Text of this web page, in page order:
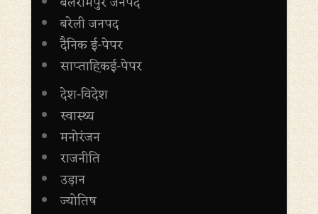
बरेली जनपद
दैनिक ई-पेपर
साप्ताह़िकई-पेपर
देश-विदेश
स्वास्थ्य
मनोरंजन
राजनीति
उड़ान
ज्योतिष